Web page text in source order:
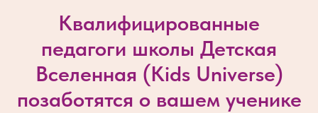
Квалифицированные
педагоги школы Детская
Вселенная (Kids Universe)
позаботятся о вашем ученике